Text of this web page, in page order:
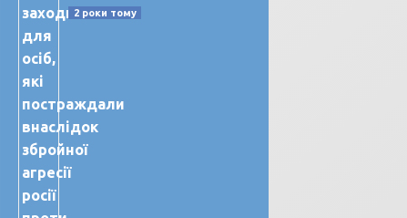
2 роки тому